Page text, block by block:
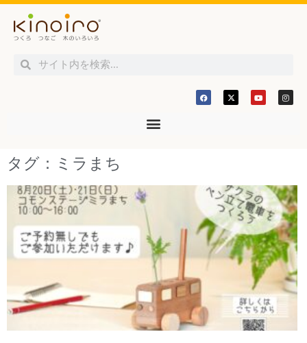
タグ：ミラまち